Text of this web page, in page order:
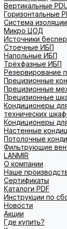
Вертикальные
Горизонтальные
Система
Микро ЦОД
Источники
Стоечные ИБП
Напольные ИБП
Трёхфазные ИБП
Резервирование
Прецизионные
Прецизионные
Прецизионные
Кондиционеры
технических
Кондиционеры
Настенные
Потолочные
Фильтрующие
LANMIR
О компании
Наше
Сертификаты
Каталоги PDF
Инструкции по
Новости
Акции
Где купить?